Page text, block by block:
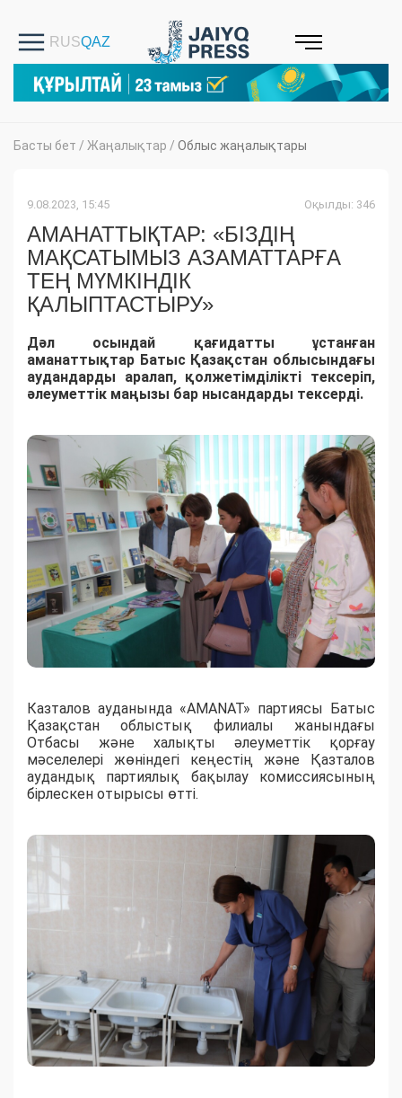
Басты бет / Жаңалықтар / Облыс жаңалықтары
9.08.2023, 15:45 Оқылды: 346
АМАНАТТЫҚТАР: «БІЗДІҢ
МАҚСАТЫМЫЗ АЗАМАТТАРҒА
ТЕҢ МҮМКІНДІК
ҚАЛЫПТАСТЫРУ»
Дәл осындай қағидатты ұстанған
аманаттықтар Батыс Қазақстан облысындағы
аудандарды аралап, қолжетімділікті тексеріп,
әлеуметтік маңызы бар нысандарды тексерді.
Казталов ауданында «AMANAT» партиясы Батыс
Қазақстан облыстық филиалы жанындағы
Отбасы және халықты әлеуметтік қорғау
мәселелері жөніндегі кеңестің және Қазталов
аудандық партиялық бақылау комиссиясының
бірлескен отырысы өтті.